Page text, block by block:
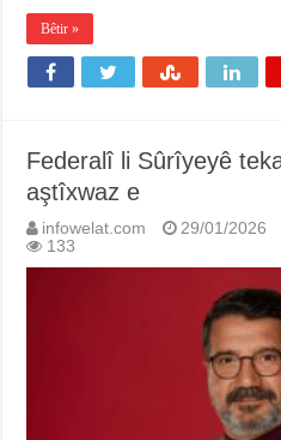
Bêtir »
Federalî li Sûrîyeyê
aştîxwaz e
infowelat.com 29/01/2026
133